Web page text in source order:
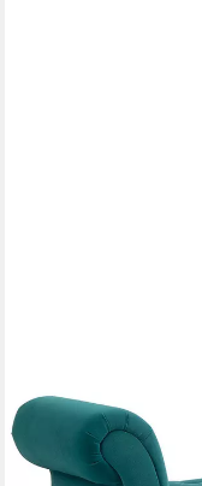
Bettbank & Deko-
Sitzkomfort für
215,99 €
lieferbar - in 6-8